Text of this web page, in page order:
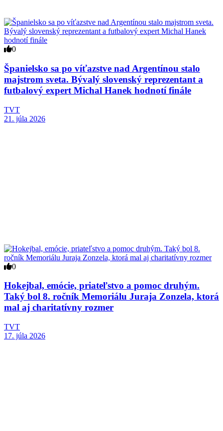
0
Španielsko sa po víťazstve nad Argentínou stalo
majstrom sveta. Bývalý slovenský reprezentant a
futbalový expert Michal Hanek hodnotí finále
TVT
21. júla 2026
0
Hokejbal, emócie, priateľstvo a pomoc druhým.
Taký bol 8. ročník Memoriálu Juraja Zonzela, ktorá
mal aj charitatívny rozmer
TVT
17. júla 2026